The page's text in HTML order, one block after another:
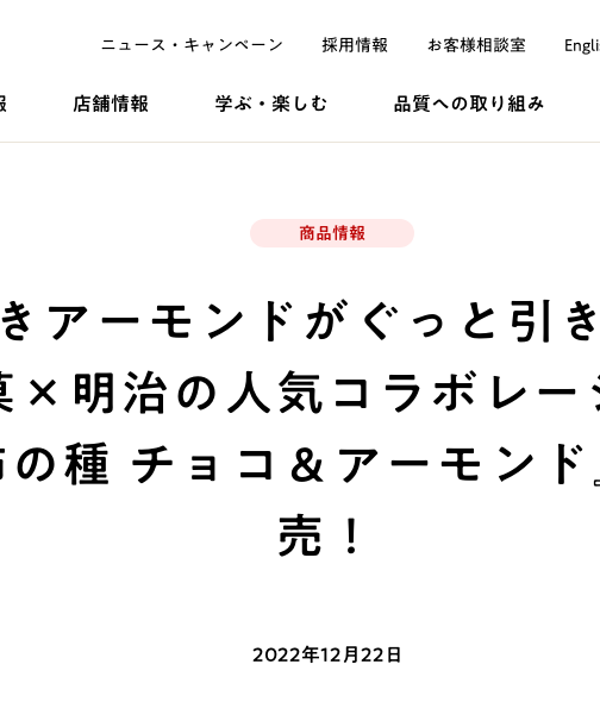
店舗情報 学ぶ・ 楽しむ 品質への取り組み
ニュース・ キャンペーン 採用情報 お客様相談室
商品情報
アーモンドがぐっと引
×明治の人気コラボレー
の種 チョコ＆アーモン
売！
2022年12月22日